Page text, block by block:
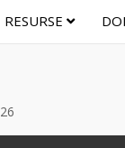
RESURSE